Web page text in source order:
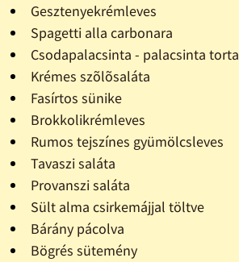
Gesztenyekrémleves
Spagetti alla carbonara
Csodapalacsinta - palacsinta torta
Krémes szõlõsaláta
Fasírtos sünike
Brokkolikrémleves
Rumos tejszínes gyümölcsleves
Tavaszi saláta
Provanszi saláta
Sült alma csirkemájjal töltve
Bárány pácolva
Bögrés sütemény